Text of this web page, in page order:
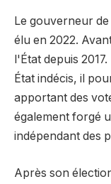
Le gouverneur
élu en 2022.
l'État depuis
État indécis, il
apportant des
également forgé
indépendant des
Après son